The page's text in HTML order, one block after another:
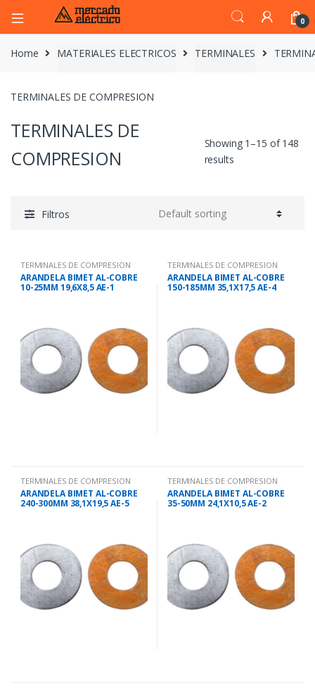
0
Home MATERIALES ELECTRICOS TERMINALES
TERMINALES DE COMPRESION
TERMINALES DE
COMPRESION
Showing 1–15 of 148
results
Filtros
TERMINALES DE COMPRESION
ARANDELA BIMET AL-COBRE
10-25MM 19,6X8,5 AE-1
TERMINALES DE COMPRESION
ARANDELA BIMET AL-COBRE
150-185MM 35,1X17,5 AE-4
TERMINALES DE COMPRESION
ARANDELA BIMET AL-COBRE
240-300MM 38,1X19,5 AE-5
TERMINALES DE COMPRESION
ARANDELA BIMET AL-COBRE
35-50MM 24,1X10,5 AE-2